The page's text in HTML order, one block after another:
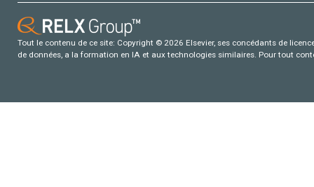
Tout le contenu de ce site: Copyright © 2026 Elsevier, ses concédants de
de données, a la formation en IA et aux technologies similaires. Pour tout